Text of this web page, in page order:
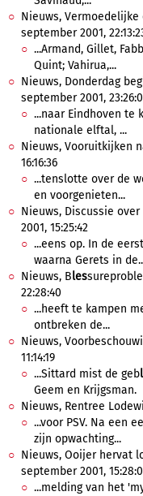
Nieuws, Vermoedelijke
september 2001,
...Armand, Gillet,
Quint; Vahirua,...
Nieuws, Donderdag
september 2001,
...naar Eindhoven te
nationale elftal, ...
Nieuws, Vooruitkijken
16:16:36
...tenslotte over de
en voorgenieten...
Nieuws, Discussie
2001, 15:25:42
...eens op. In de
waarna Gerets in
Nieuws, Bles
22:28:40
...heeft te kampen
ontbreken de...
Nieuws,
11:14:19
...Sittard mist de geb
Geem en Krijgsman.
Nieuws, Rentree
...voor PSV. Na een
zijn opwachting...
Nieuws, Ooijer hervat
september 2001,
...melding van het